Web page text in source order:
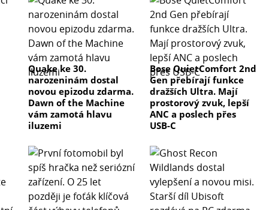
Quake ke 30.
narozeninám dostal
novou epizodu zdarma.
Dawn of the Machine
vám zamotá hlavu
iluzemi
Bose QuietComfort 2nd
Gen přebírají funkce
dražších Ultra. Mají
prostorový zvuk, lepší
ANC a poslech přes
USB-C